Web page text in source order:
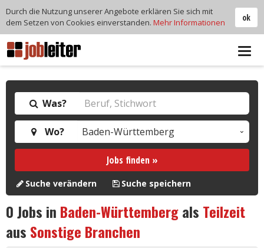
Was?
Wo?
Jobs finden »
Suche verändern Suche speichern
0Jobs in Baden-Württembergals Teilzeit
aus Sonstige Branchen
ok
Durch die Nutzung unserer Angebote erklären Sie sich mit
dem Setzen von Cookies einverstanden. Mehr Informationen